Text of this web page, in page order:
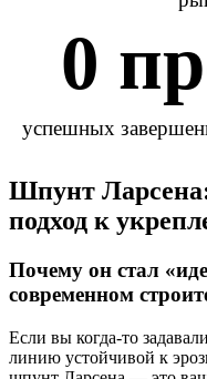
0
успешных
Шпунт
подход к
Почему он стал
современном
Если вы когда‑то
линию устойчивой к